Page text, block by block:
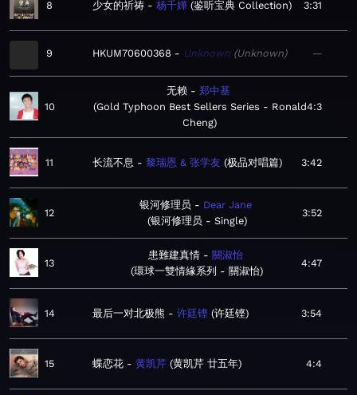
8 少女的祈祷 杨千嬅 鉴听宝典 Collection 3:31
9 HKUM70600368 Unknown Unknown —
10
无赖
郑中基
Gold Typhoon Best Sellers Series - Ronald
Cheng
4:3
11 长流不息 黎瑞恩 & 张学友 极品对唱篇 3:42
12
银河修理员
Dear Jane
银河修理员 - Single
3:52
13
患難建真情
關淑怡
環球一雙情緣系列 - 關淑怡
4:47
14 最后一对北极熊 许廷铿 许廷铿 3:54
15 蝶恋花 黄凯芹 黄凯芹 廿五年 4:4